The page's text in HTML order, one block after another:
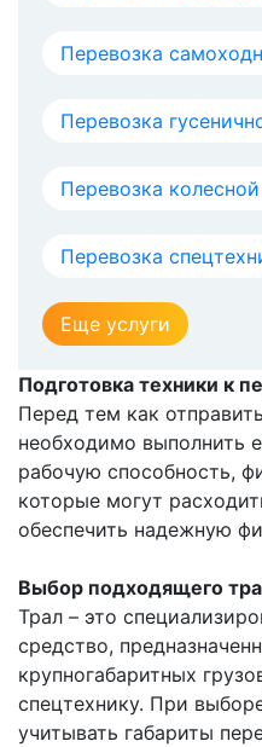
Перевозка
Перевозка
Перевозка
Перевозка
Еще услуги
Подготовка техники к
Перед тем как
необходимо выполнить
рабочую способность,
которые могут
обеспечить надежную
Выбор подходящего
Трал – это
средство,
крупногабаритных
спецтехнику. При
учитывать габариты